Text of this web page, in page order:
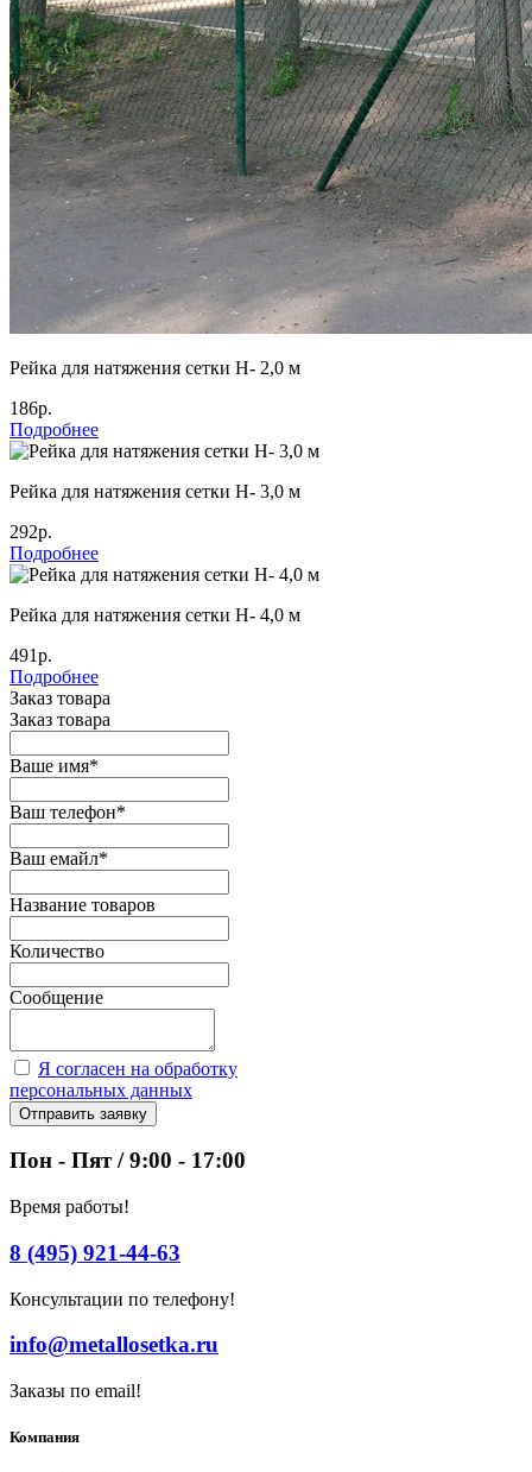
Рейка для натяжения сетки Н- 2,0 м
186р.
Подробнее
Рейка для натяжения сетки Н- 3,0 м
292р.
Подробнее
Рейка для натяжения сетки Н- 4,0 м
491р.
Подробнее
Заказ товара
Заказ товара
Ваше имя*
Ваш телефон*
Ваш емайл*
Название товаров
Количество
Сообщение
Я согласен на обработку
персональных данных
Отправить заявку
Пон - Пят / 9:00 - 17:00
Время работы!
8 (495) 921-44-63
Консультации по телефону!
info@metallosetka.ru
Заказы по email!
Компания